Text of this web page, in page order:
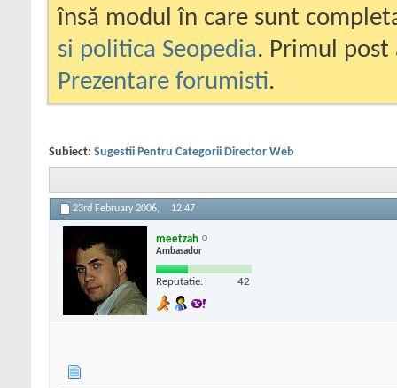
însă modul în care sunt
si politica Seopedia. Primul
Prezentare forumisti.
Subiect: Sugestii Pentru Categorii Director Web
23rd February 2006, 12:47
meetzah
Ambasador
Reputatie: 42